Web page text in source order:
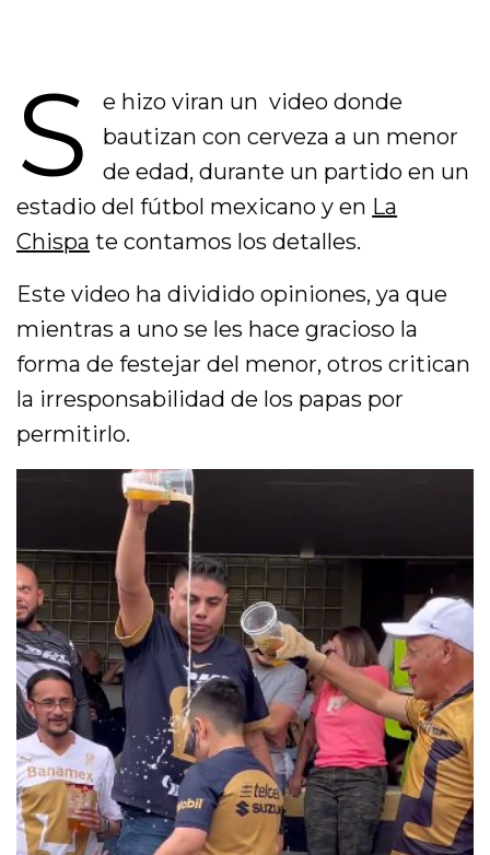
S
e hizo viran un video donde
bautizan con cerveza a un menor
de edad, durante un partido en un
estadio del fútbol mexicano y en La
Chispa te contamos los detalles.
Este video ha dividido opiniones, ya que
mientras a uno se les hace gracioso la
forma de festejar del menor, otros critican
la irresponsabilidad de los papas por
permitirlo.